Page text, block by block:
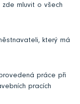
zde mluvit o všech
který má
práce při
pracích